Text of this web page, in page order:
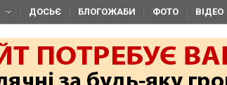
ДОСЬЄ БЛОГОЖАБИ ФОТО ВІДЕО